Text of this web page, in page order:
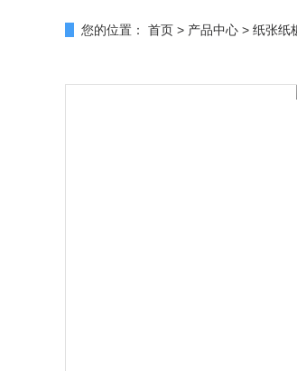
您的位置： 首页 > 产品中心 > 纸张纸